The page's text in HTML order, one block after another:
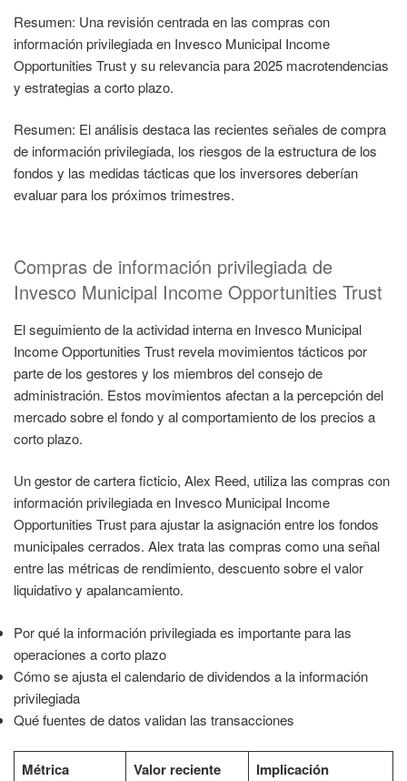
Resumen: Una revisión centrada en las compras con
información privilegiada en Invesco Municipal Income
Opportunities Trust y su relevancia para 2025 macrotendencias
y estrategias a corto plazo.
Resumen: El análisis destaca las recientes señales de compra
de información privilegiada, los riesgos de la estructura de los
fondos y las medidas tácticas que los inversores deberían
evaluar para los próximos trimestres.
Compras de información privilegiada de
Invesco Municipal Income Opportunities Trust
El seguimiento de la actividad interna en Invesco Municipal
Income Opportunities Trust revela movimientos tácticos por
parte de los gestores y los miembros del consejo de
administración. Estos movimientos afectan a la percepción del
mercado sobre el fondo y al comportamiento de los precios a
corto plazo.
Un gestor de cartera ficticio, Alex Reed, utiliza las compras con
información privilegiada en Invesco Municipal Income
Opportunities Trust para ajustar la asignación entre los fondos
municipales cerrados. Alex trata las compras como una señal
entre las métricas de rendimiento, descuento sobre el valor
liquidativo y apalancamiento.
Por qué la información privilegiada es importante para las
operaciones a corto plazo
Cómo se ajusta el calendario de dividendos a la información
privilegiada
Qué fuentes de datos validan las transacciones
Métrica Valor reciente Implicación